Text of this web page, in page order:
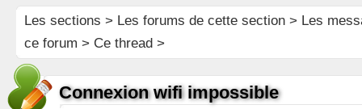
Les sections > Les forums de cette section> Les
ce forum > Ce thread >
Connexion wifi impossible